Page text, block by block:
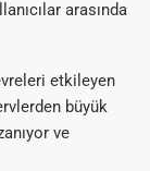
arasında
etkileyen
büyük
ve